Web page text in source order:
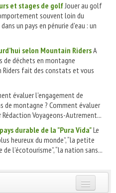
et stages de golfJouer au golf
souvent loin du
un pays en pénurie d'eau : un
selon Mountain RidersA
de déchets en montagne
Riders fait des constats et vous
évaluer l'engagement de
montagne ? Comment évaluer
Voyageons-Autrement...
durable de la "Pura Vida"Le
heureux du monde”, “la petite
de l’écotourisme”, “la nation sans...